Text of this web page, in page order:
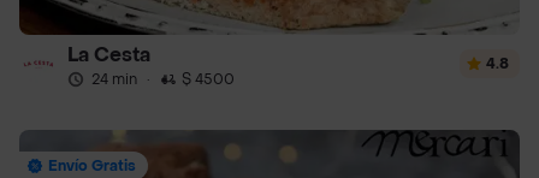
La Cesta
24 min · $ 4500
4.8
Envío Gratis